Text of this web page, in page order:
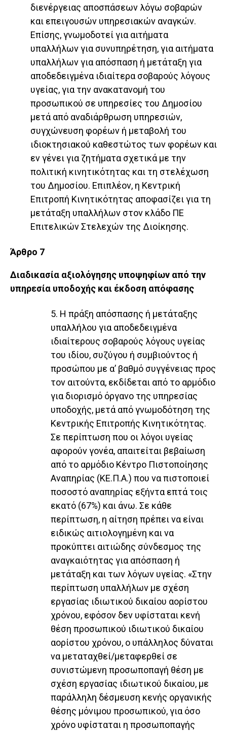
διενέργειας αποσπάσεων λόγω σοβαρών
και επειγουσών υπηρεσιακών αναγκών.
Επίσης, γνωμοδοτεί για αιτήματα
υπαλλήλων για συνυπηρέτηση, για αιτήματα
υπαλλήλων για απόσπαση ή μετάταξη για
αποδεδειγμένα ιδιαίτερα σοβαρούς λόγους
υγείας, για την ανακατανομή του
προσωπικού σε υπηρεσίες του Δημοσίου
μετά από αναδιάρθρωση υπηρεσιών,
συγχώνευση φορέων ή μεταβολή του
ιδιοκτησιακού καθεστώτος των φορέων και
εν γένει για ζητήματα σχετικά με την
πολιτική κινητικότητας και τη στελέχωση
του Δημοσίου. Επιπλέον, η Κεντρική
Επιτροπή Κινητικότητας αποφασίζει για τη
μετάταξη υπαλλήλων στον κλάδο ΠΕ
Επιτελικών Στελεχών της Διοίκησης.
Άρθρο 7
Διαδικασία αξιολόγησης υποψηφίων από την
υπηρεσία υποδοχής και έκδοση απόφασης
5. Η πράξη απόσπασης ή μετάταξης
υπαλλήλου για αποδεδειγμένα
ιδιαίτερους σοβαρούς λόγους υγείας
του ιδίου, συζύγου ή συμβιούντος ή
προσώπου με α’ βαθμό συγγένειας προς
τον αιτούντα, εκδίδεται από το αρμόδιο
για διορισμό όργανο της υπηρεσίας
υποδοχής, μετά από γνωμοδότηση της
Κεντρικής Επιτροπής Κινητικότητας.
Σε περίπτωση που οι λόγοι υγείας
αφορούν γονέα, απαιτείται βεβαίωση
από το αρμόδιο Κέντρο Πιστοποίησης
Αναπηρίας (ΚΕ.Π.Α.) που να πιστοποιεί
ποσοστό αναπηρίας εξήντα επτά τοις
εκατό (67%) και άνω. Σε κάθε
περίπτωση, η αίτηση πρέπει να είναι
ειδικώς αιτιολογημένη και να
προκύπτει αιτιώδης σύνδεσμος της
αναγκαιότητας για απόσπαση ή
μετάταξη και των λόγων υγείας. «Στην
περίπτωση υπαλλήλων με σχέση
εργασίας ιδιωτικού δικαίου αορίστου
χρόνου, εφόσον δεν υφίσταται κενή
θέση προσωπικού ιδιωτικού δικαίου
αορίστου χρόνου, ο υπάλληλος δύναται
να μεταταχθεί/μεταφερθεί σε
συνιστώμενη προσωποπαγή θέση με
σχέση εργασίας ιδιωτικού δικαίου, με
παράλληλη δέσμευση κενής οργανικής
θέσης μόνιμου προσωπικού, για όσο
χρόνο υφίσταται η προσωποπαγής